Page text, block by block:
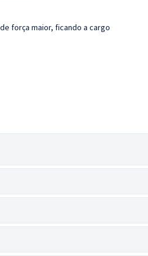
força maior, ficando a cargo